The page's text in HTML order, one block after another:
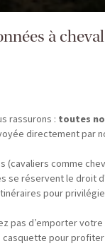
à
rassurons : toutes
directement par
comme
se réservent le droit
pour
pas d’emporter
pour